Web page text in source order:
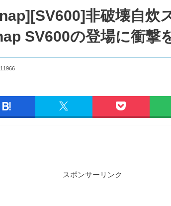
非破壊自炊
SV600の登場に衝撃
11966
スポンサーリンク